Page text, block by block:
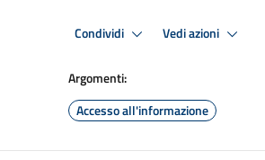
Condividi Vedi azioni
Argomenti:
Accesso all'informazione